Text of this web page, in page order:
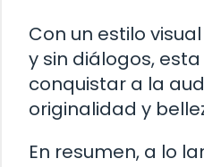
Con un estilo
y sin diálogos,
conquistar a la
originalidad y
En resumen, a lo